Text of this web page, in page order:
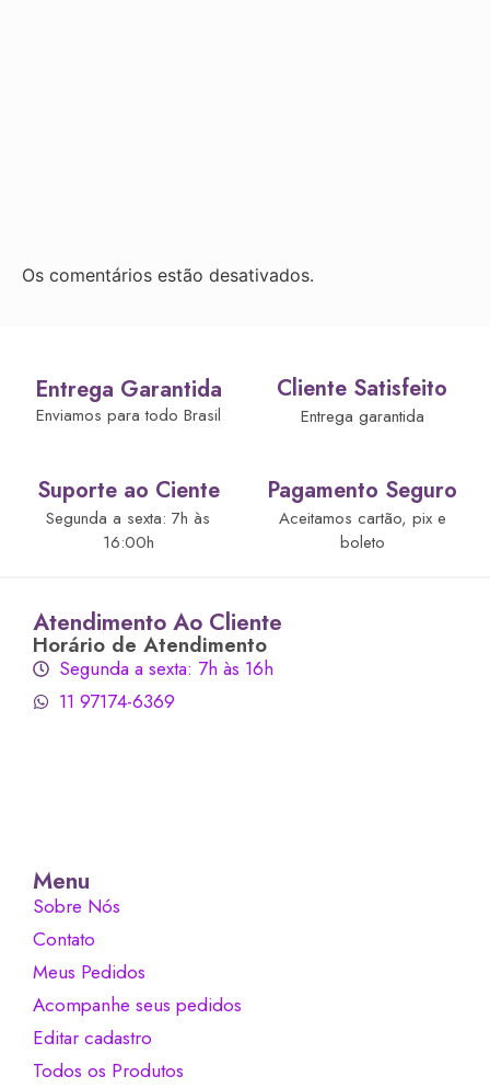
Os comentários estão desativados.
Entrega Garantida
Enviamos para todo Brasil
Cliente Satisfeito
Entrega garantida
Suporte ao Ciente
Segunda a sexta: 7h às
16:00h
Pagamento Seguro
Aceitamos cartão, pix e
boleto
Atendimento Ao Cliente
Horário de Atendimento
Segunda a sexta: 7h às 16h
11 97174-6369
Menu
Sobre Nós
Contato
Meus Pedidos
Acompanhe seus pedidos
Editar cadastro
Todos os Produtos